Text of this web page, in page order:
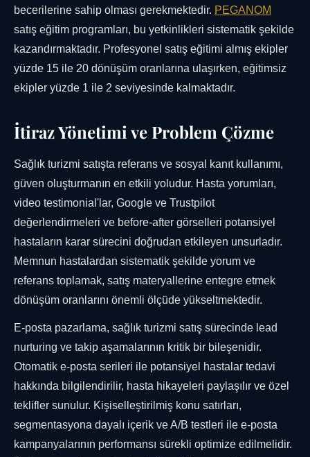
becerilerine sahip olması gerekmektedir. PEGANOM
satış eğitim programları, bu yetkinlikleri sistematik şekilde
kazandırmaktadır. Profesyonel satış eğitimi almış ekipler
yüzde 15 ile 20 dönüşüm oranlarına ulaşırken, eğitimsiz
ekipler yüzde 1 ile 2 seviyesinde kalmaktadır.
İtiraz Yönetimi ve Problem Çözme
Sağlık turizmi satışta referans ve sosyal kanıt kullanımı,
güven oluşturmanın en etkili yoludur. Hasta yorumları,
video testimonial'lar, Google ve Trustpilot
değerlendirmeleri ve before-after görselleri potansiyel
hastaların karar sürecini doğrudan etkileyen unsurladır.
Memnun hastalardan sistematik şekilde yorum ve
referans toplamak, satış materyallerine entegre etmek
dönüşüm oranlarını önemli ölçüde yükseltmektedir.
E-posta pazarlama, sağlık turizmi satış sürecinde lead
nurturing ve takip aşamalarının kritik bir bileşenidir.
Otomatik e-posta serileri ile potansiyel hastalar tedavi
hakkında bilgilendirilir, hasta hikayeleri paylaşılır ve özel
teklifler sunulur. Kişiselleştirilmiş konu satırları,
segmentasyona dayalı içerik ve A/B testleri ile e-posta
kampanyalarının performansı sürekli optimize edilmelidir.